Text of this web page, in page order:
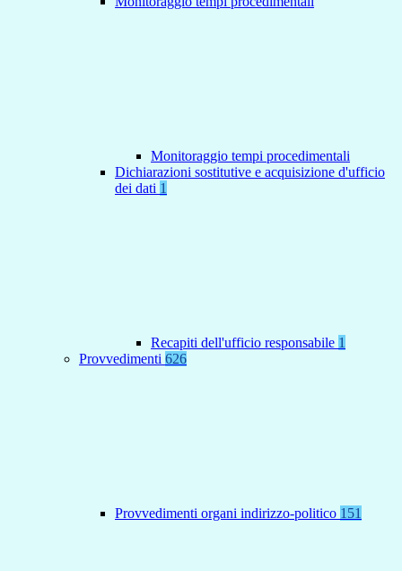
Monitoraggio tempi procedimentali
Dichiarazioni sostitutive e acquisizione d'ufficio
dei dati 1
Recapiti dell'ufficio responsabile 1
Provvedimenti 626
Provvedimenti organi indirizzo-politico 151